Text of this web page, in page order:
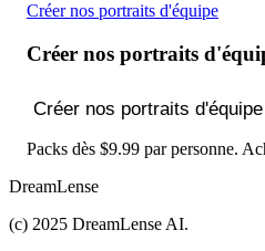
Créer nos portraits d'équipe
Créer nos portraits
Créer nos portraits d'équipe
Packs dès $9.99 par personne.
DreamLense
(c) 2025 DreamLense AI.